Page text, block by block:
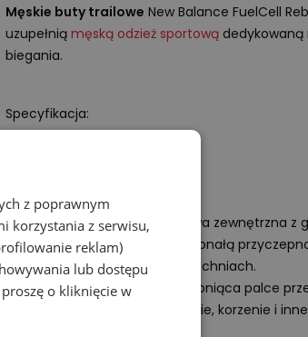
Męskie buty trailowe New Balance FuelCell
uzupełnią męską odzież sportowądedykowaną
biegania.
Specyfikacja:
- Drop: 6 mm
Technologie:
Vibram® Megagrip™– podeszwa zewnętrzna z
bieżnikiem, zapewniająca doskonałą
mokrych, jak i suchych nawierzchniach.
Toe Protect– technologia chroniąca palce
spowodowanymi przez kamienie, korzenie i
z poprawnym
korzystania z serwisu,
reklam)
lub dostępu
o kliknięcie w